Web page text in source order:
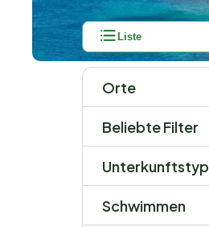
Liste
Orte
Beliebte Filter
Unterkunftstyp
Schwimmen